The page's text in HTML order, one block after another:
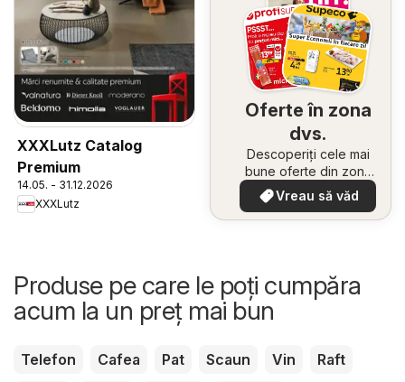
XXXLutz Catalog
Premium
14.05. - 31.12.2026
XXXLutz
Oferte în zona
dvs.
Descoperiți cele mai
bune oferte din zona
dumneavoastră
Vreau să văd
Produse pe care le poți cumpăra
acum la un preț mai bun
Telefon Cafea Pat Scaun Vin
Raft